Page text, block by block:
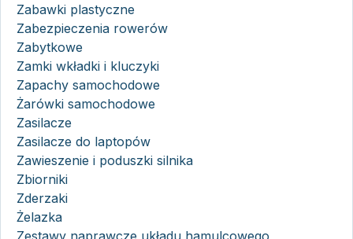
Zabawki plastyczne
Zabezpieczenia rowerów
Zabytkowe
Zamki wkładki i kluczyki
Zapachy samochodowe
Żarówki samochodowe
Zasilacze
Zasilacze do laptopów
Zawieszenie i poduszki silnika
Zbiorniki
Zderzaki
Żelazka